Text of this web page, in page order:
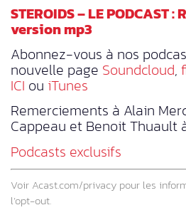
STEROIDS – LE PODCAST :
version mp3
Abonnez-vous à nos
nouvelle page Soundcloud,
ICI ou iTunes
Remerciements à Alain
Cappeau et Benoit Thuault
Podcasts exclusifs
Voir Acast.com/privacy pour les
l’opt-out.